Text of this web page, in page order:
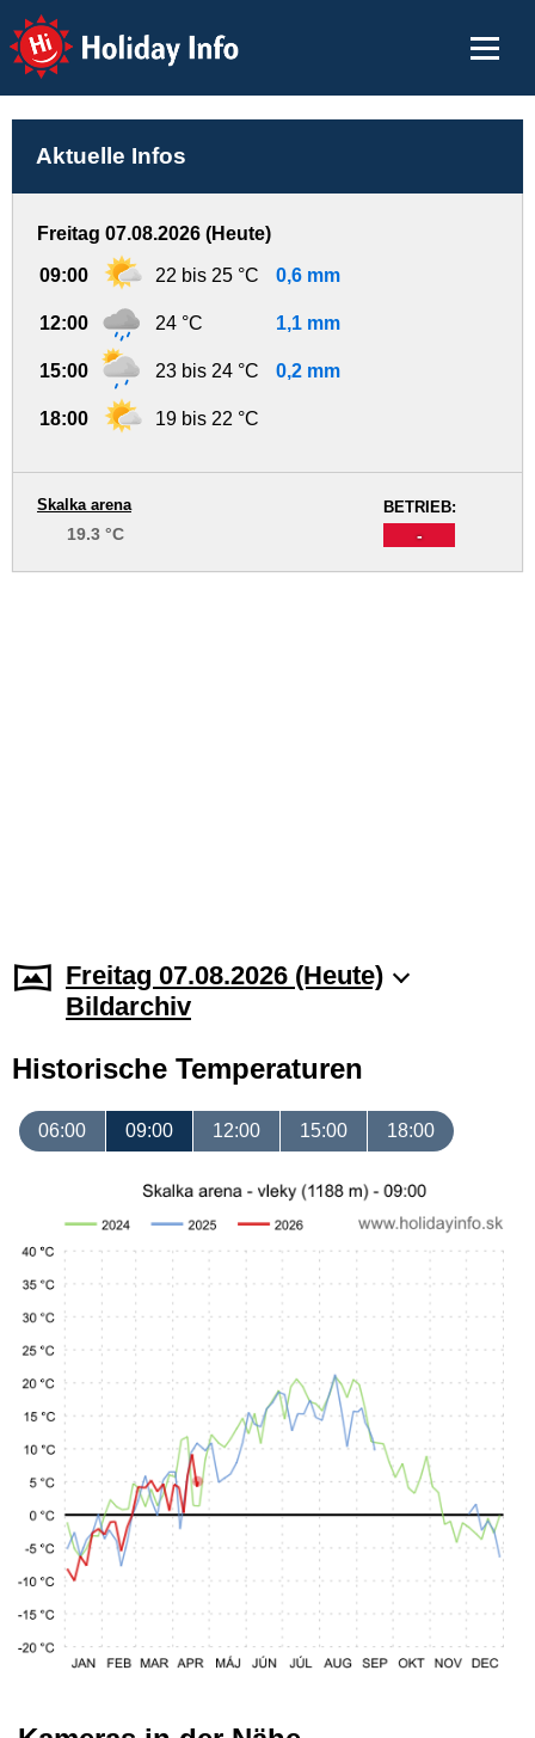
Holiday Info
Aktuelle Infos
Freitag 07.08.2026 (Heute)
09:00 22 bis 25 °C 0,6 mm
12:00 24 °C 1,1 mm
15:00 23 bis 24 °C 0,2 mm
18:00 19 bis 22 °C
BETRIEB:
-
Skalka arena
19.3 °C
Freitag 07.08.2026 (Heute)
Bildarchiv
Historische Temperaturen
06:00 09:00 12:00 15:00 18:00